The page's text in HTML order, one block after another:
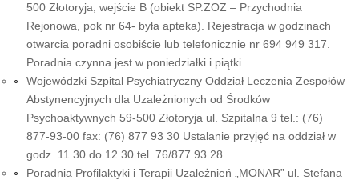
500 Złotoryja, wejście B (obiekt SP.ZOZ – Przychodnia
Rejonowa, pok nr 64- była apteka). Rejestracja w godzinach
otwarcia poradni osobiście lub telefonicznie nr 694 949 317.
Poradnia czynna jest w poniedziałki i piątki.
Wojewódzki Szpital Psychiatryczny Oddział Leczenia Zespołów
Abstynencyjnych dla Uzależnionych od Środków
Psychoaktywnych 59-500 Złotoryja ul. Szpitalna 9 tel.: (76)
877-93-00 fax: (76) 877 93 30 Ustalanie przyjęć na oddział w
godz. 11.30 do 12.30 tel. 76/877 93 28
Poradnia Profilaktyki i Terapii Uzależnień „MONAR” ul. Stefana